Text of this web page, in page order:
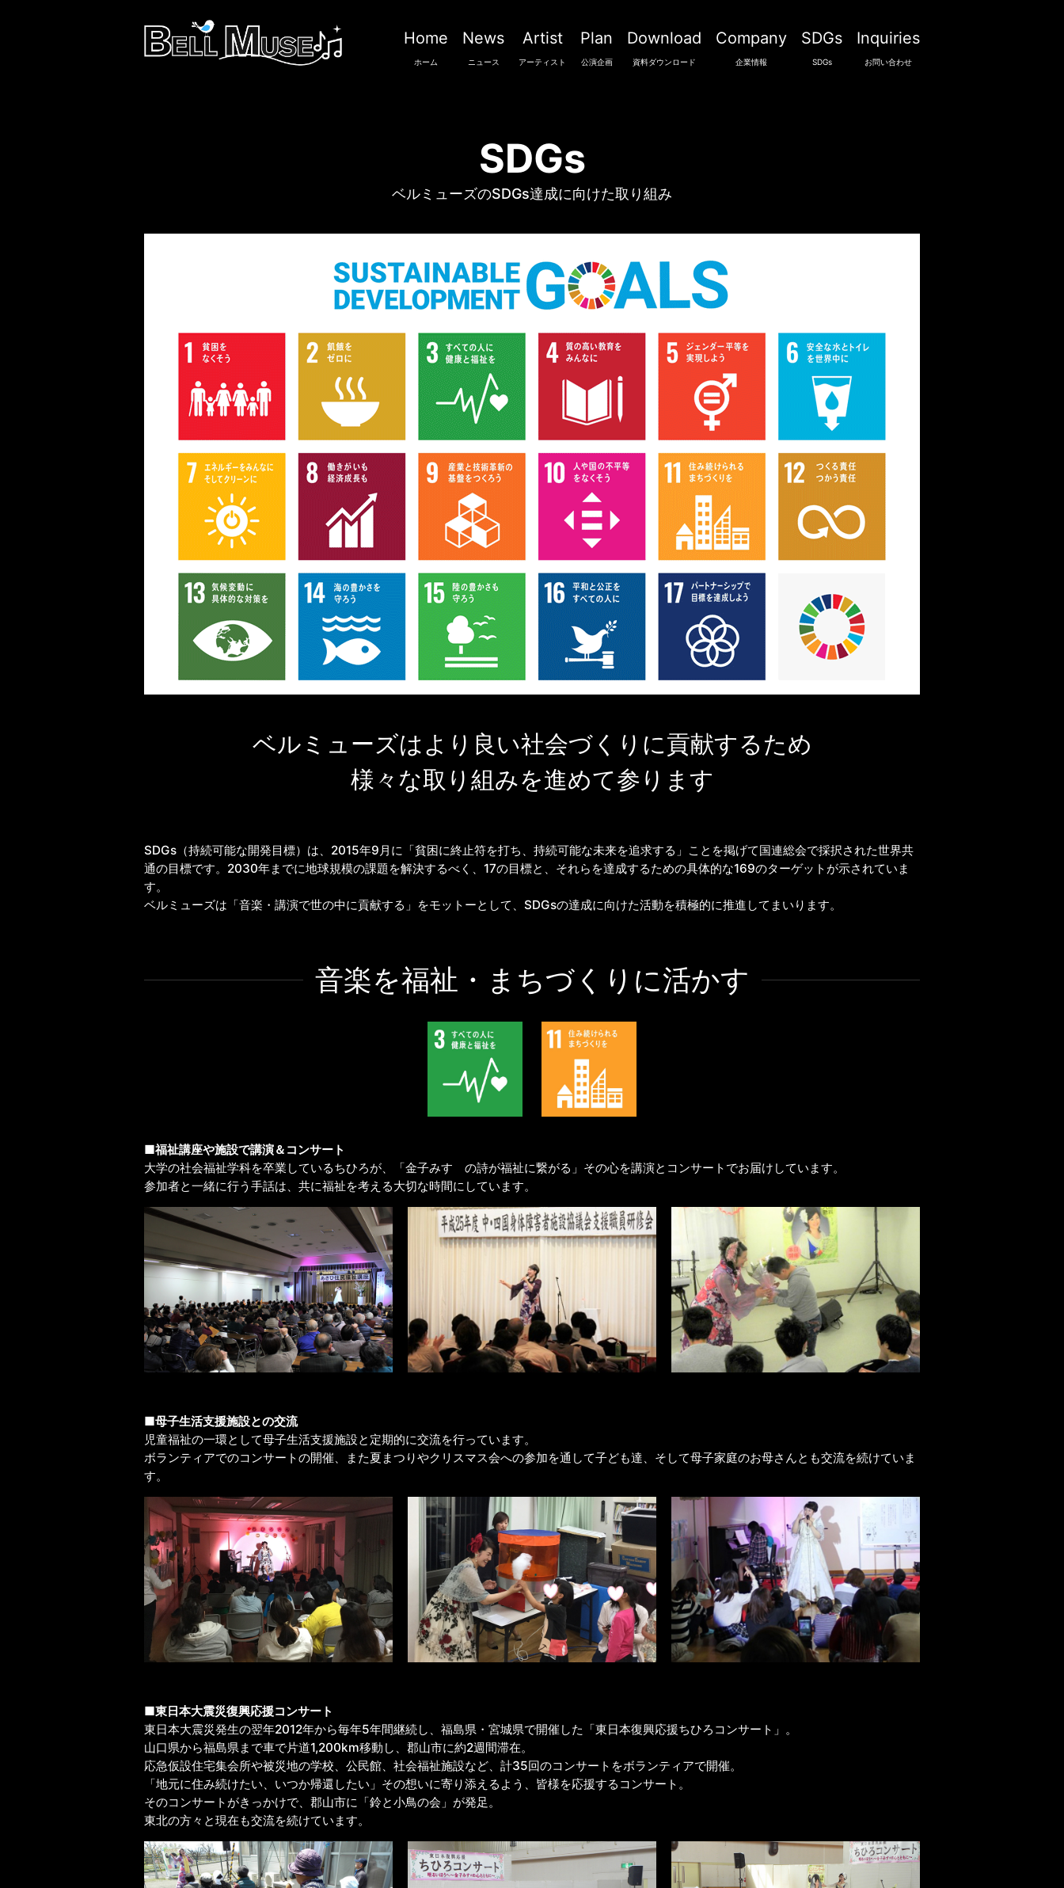
Home
ホーム
News
ニュース
Artist
アーティスト
Plan
公演企画
Download
資料ダウンロード
Company
企業情報
SDGs
SDGs
Inquiries
お問い合わせ
SDGs
ベルミューズのSDGs達成に向けた取り組み
ベルミューズはより良い社会づくりに貢献するため
様々な取り組みを進めて参ります
SDGs（持続可能な開発目標）は、2015年9月に「貧困に終止符を打ち、持続可能な未来を追求する」ことを掲げて国連総会で採択された世界共
通の目標です。2030年までに地球規模の課題を解決するべく、17の目標と、それらを達成するための具体的な169のターゲットが示されていま
す。
ベルミューズは「音楽・講演で世の中に貢献する」をモットーとして、SDGsの達成に向けた活動を積極的に推進してまいります。
音楽を福祉・まちづくりに活かす
■福祉講座や施設で講演＆コンサート
大学の社会福祉学科を卒業しているちひろが、「金子みすゞの詩が福祉に繋がる」その心を講演とコンサートでお届けしています。
参加者と一緒に行う手話は、共に福祉を考える大切な時間にしています。
■母子生活支援施設との交流
児童福祉の一環として母子生活支援施設と定期的に交流を行っています。
ボランティアでのコンサートの開催、また夏まつりやクリスマス会への参加を通して子ども達、そして母子家庭のお母さんとも交流を続けていま
す。
■東日本大震災復興応援コンサート
東日本大震災発生の翌年2012年から毎年5年間継続し、福島県・宮城県で開催した「東日本復興応援ちひろコンサート」。
山口県から福島県まで車で片道1,200km移動し、郡山市に約2週間滞在。
応急仮設住宅集会所や被災地の学校、公民館、社会福祉施設など、計35回のコンサートをボランティアで開催。
「地元に住み続けたい、いつか帰還したい」その想いに寄り添えるよう、皆様を応援するコンサート。
そのコンサートがきっかけで、郡山市に「鈴と小鳥の会」が発足。
東北の方々と現在も交流を続けています。